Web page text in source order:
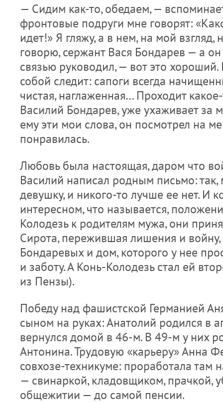
— Сидим как-то, обедаем, —
фронтовые подруги мне говорят:
идет!» Я гляжу, а в нем, на мой взгляд,
говорю, сержант Вася Бондарев — а
связью руководил, — вот это хороший.
собой следит: сапоги всегда
чистая, наглаженная… Проходит
Василий Бондарев, уже ухаживает за
ему эти мои слова, он посмотрел на
понравилась.
Любовь была настоящая, даром что
Василий написал родным письмо: так,
девушку, и никого-то лучше ее нет. И
интересном, что называется,
Колодезь к родителям мужа, они
Сирота, пережившая лишения и войну,
Бондаревых и дом, которого у нее
и заботу. А Конь-Колодезь стал ей
из Пензы).
Победу над фашистской Германией
сыном на руках: Анатолий родился в
вернулся домой в 46-м. В 49-м у них
Антонина. Трудовую «карьеру» Анна
совхозе-техникуме: проработала там
— свинаркой, кладовщиком, прачкой,
общежитии — до самой пенсии.